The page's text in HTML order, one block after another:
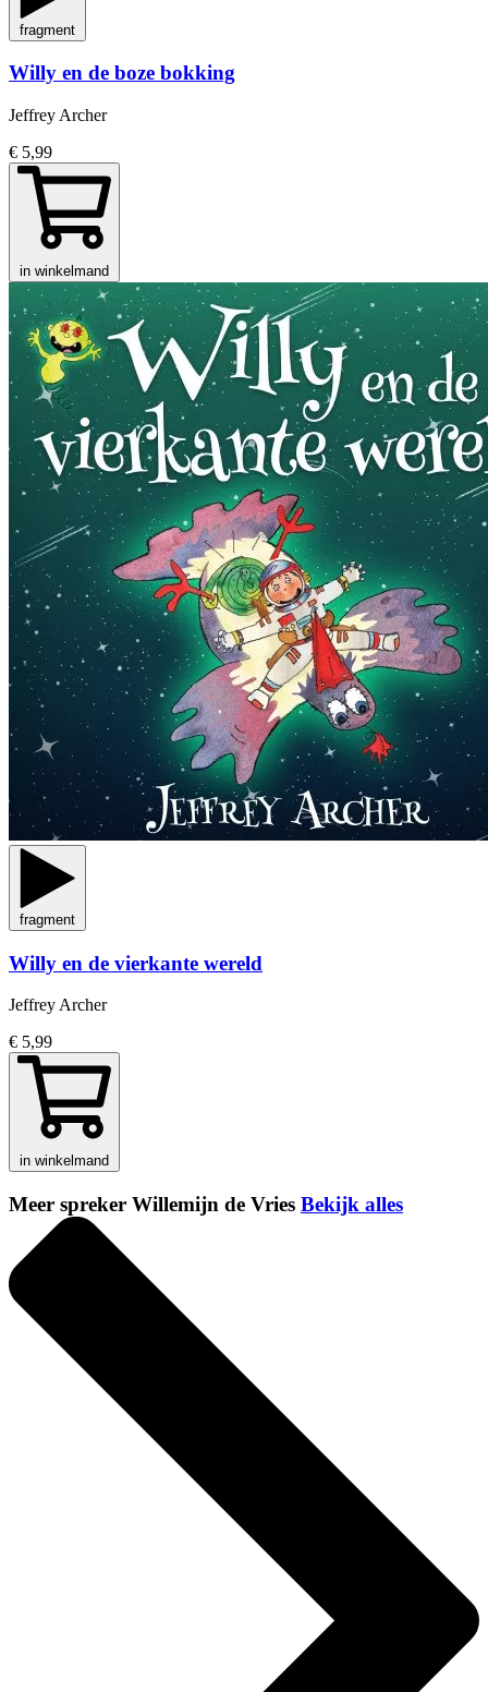
fragment
Willy en de boze bokking
Jeffrey Archer
€ 5,99
in winkelmand
fragment
Willy en de vierkante wereld
Jeffrey Archer
€ 5,99
in winkelmand
Meer spreker Willemijn de Vries Bekijk alles